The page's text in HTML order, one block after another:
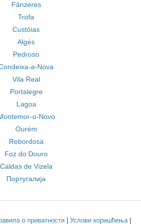
Fânzeres
Trofa
Custóias
Algés
Pedroso
a-Nova
Vila Real
Portalegre
Lagoa
o-Novo
Ourém
Rebordosa
Foz do Douro
Caldas de Vizela
Португалија
о приватности Услови коришћења|